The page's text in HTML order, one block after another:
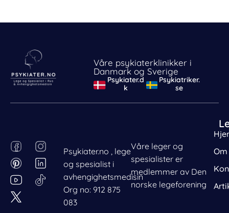
Våre psykiaterklinikker i
Danmark og Sverige
Psykiater.d
k
Psykiatriker.
se
Psykiater.no , lege
og spesialist i
avhengighetsmedisin
Org no: 912 875
083
Våre leger og
spesialister er
medlemmer av Den
norske legeforening
F
a
c
e
b
o
I
n
s
t
P
i
n
t
e
r
L
i
n
k